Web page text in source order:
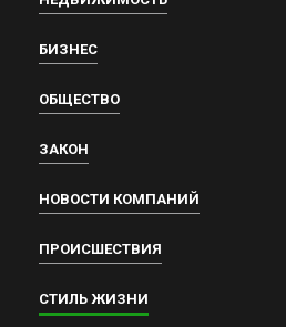
БИЗНЕС
ОБЩЕСТВО
ЗАКОН
НОВОСТИ КОМПАНИЙ
ПРОИСШЕСТВИЯ
СТИЛЬ ЖИЗНИ